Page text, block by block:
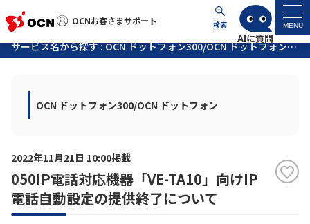
OCNお客さまサポート 検索 MENU
OCNお客さまサポート
マイページ
サポートトップ
よくあるご質問
サービス名から探す : OCN ドットフォン300/OCN ドットフォンに関するお知らせ
OCN ドットフォン300/OCN ドットフォン
2022年11月21日 10:00掲載
050IP電話対応機器「VE-TA10」向けIP
電話自動設定の提供終了について